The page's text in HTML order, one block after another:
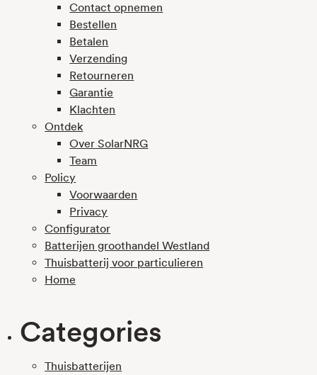
Contact opnemen
Bestellen
Betalen
Verzending
Retourneren
Garantie
Klachten
Ontdek
Over SolarNRG
Team
Policy
Voorwaarden
Privacy
Configurator
Batterijen groothandel Westland
Thuisbatterij voor particulieren
Home
Categories
Thuisbatterijen